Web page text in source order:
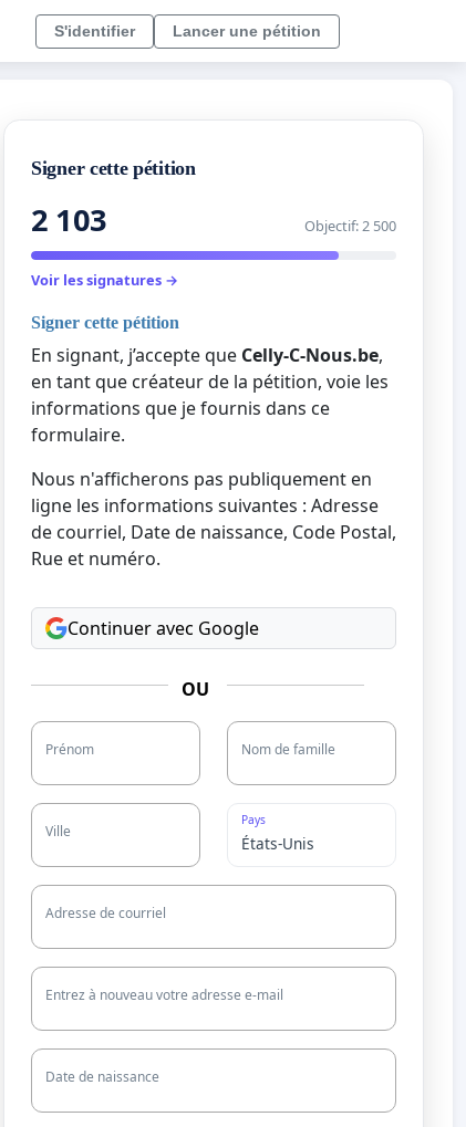
S'identifier Lancer une pétition
Signer cette pétition
2 103 Objectif: 2 500
Voir les signatures →
Signer cette pétition
En signant, j’accepte que Celly-C-Nous.be,
en tant que créateur de la pétition, voie les
informations que je fournis dans ce
formulaire.
Nous n'afficherons pas publiquement en
ligne les informations suivantes : Adresse
de courriel, Date de naissance, Code Postal,
Rue et numéro.
Continuer avec Google
OU
Prénom Nom de famille
Ville
Pays
Adresse de courriel
Entrez à nouveau votre adresse e-mail
Date de naissance